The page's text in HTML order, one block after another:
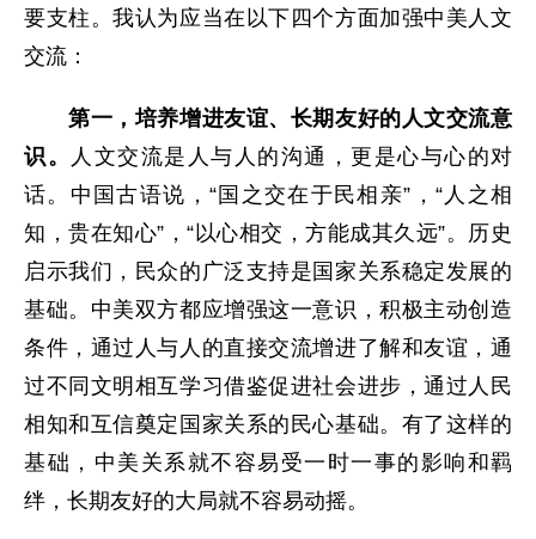
要支柱。我认为应当在以下四个方面加强中美人文
交流：
第一，培养增进友谊、长期友好的人文交流意
识。
人文交流是人与人的沟通，更是心与心的对
话。中国古语说，“国之交在于民相亲”，“人之相
知，贵在知心”，“以心相交，方能成其久远”。历史
启示我们，民众的广泛支持是国家关系稳定发展的
基础。中美双方都应增强这一意识，积极主动创造
条件，通过人与人的直接交流增进了解和友谊，通
过不同文明相互学习借鉴促进社会进步，通过人民
相知和互信奠定国家关系的民心基础。有了这样的
基础，中美关系就不容易受一时一事的影响和羁
绊，长期友好的大局就不容易动摇。